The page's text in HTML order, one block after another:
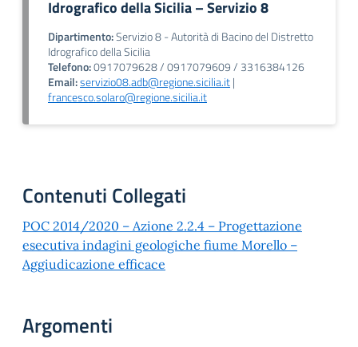
Idrografico della Sicilia – Servizio 8
Dipartimento:Servizio 8 - Autorità di Bacino del Distretto
Idrografico della Sicilia
Telefono:0917079628 / 0917079609 / 3316384126
Email:servizio08.adb@regione.sicilia.it|
francesco.solaro@regione.sicilia.it
Contenuti Collegati
POC 2014/2020 – Azione 2.2.4 – Progettazione
esecutiva indagini geologiche fiume Morello –
Aggiudicazione efficace
Argomenti